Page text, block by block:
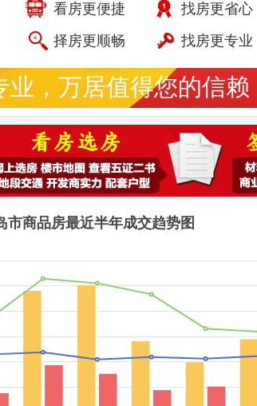
看房更便捷
找房更省心
择房更顺畅 找房更专业
业，万居值得您的信赖